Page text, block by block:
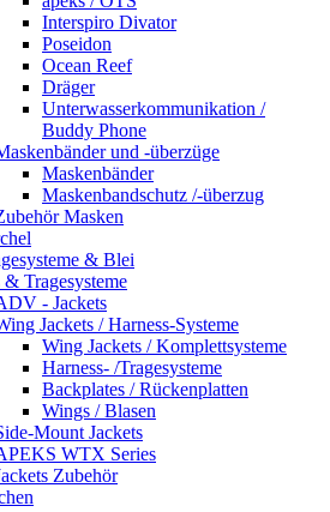
Interspiro Divator
Poseidon
Ocean Reef
Dräger
Unterwasserkommunikation /
Buddy Phone
und -überzüge
Maskenbänder
Maskenbandschutz /-überzug
Masken
& Blei
& Tragesysteme
- Jackets
Jackets / Harness-Systeme
Wing Jackets / Komplettsysteme
Harness- /Tragesysteme
Backplates / Rückenplatten
Wings / Blasen
Mount Jackets
WTX Series
Zubehör